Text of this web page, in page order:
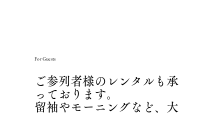
For Guests
ご参列者様のレンタルも承
っております。
留袖やモーニングなど、大